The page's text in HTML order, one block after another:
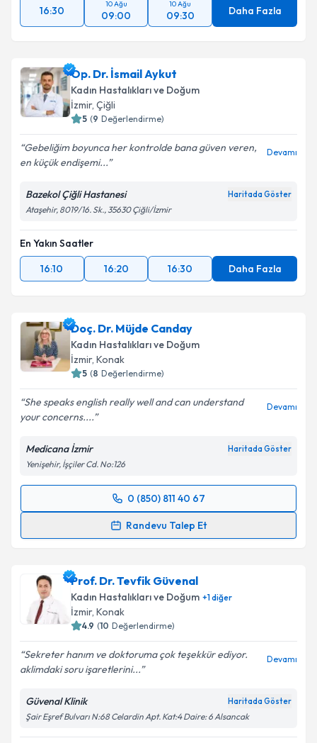
16:30
10 Ağu
09:00
10 Ağu
09:30 Daha Fazla
Op. Dr. İsmail Aykut
Kadın Hastalıkları ve Doğum
İzmir, Çiğli
5 (9 Değerlendirme)
Gebeliğim boyunca her kontrolde bana güven veren,
en küçük endişemi...
Devamı
Bazekol Çiğli Hastanesi Haritada Göster
Ataşehir, 8019/16. Sk., 35630 Çiğli/İzmir
En Yakın Saatler
16:10
16:20 16:30 Daha Fazla
Doç. Dr. Müjde Canday
Kadın Hastalıkları ve Doğum
İzmir, Konak
5 (8 Değerlendirme)
She speaks english really well and can understand
your concerns....
Devamı
Medicana İzmir Haritada Göster
Yenişehir, İşçiler Cd. No:126
0 (850) 811 40 67
Randevu Talep Et
Randevu Takvimi Talebi
takvim hazırlandığında e-posta ile bilgilendireceğiz.
E-posta Adresiniz
Kişisel verilerimin işlenmesine ilişkin
kapsamda işlenmesini kabul ediyorum.
Prof. Dr. Tevfik Güvenal
Kadın Hastalıkları ve Doğum +1diğer
İzmir, Konak
4.9 (10 Değerlendirme)
Sekreter hanım ve doktoruma çok teşekkür ediyor.
aklimdaki soru işaretlerini...
Devamı
Güvenal Klinik Haritada Göster
Şair Eşref Bulvarı N:68 Celardin Apt. Kat:4 Daire: 6 Alsancak